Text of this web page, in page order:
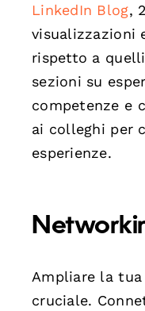
LinkedIn Blog,
visualizzazioni
rispetto a
sezioni su
competenze e
ai colleghi per
esperienze.
Ampliare la
cruciale.